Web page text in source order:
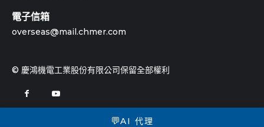
電子信箱
overseas@mail.chmer.com
© 慶鴻機電工業股份有限公司保留全部權利
💬AI 代理